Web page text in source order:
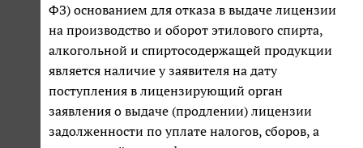
ФЗ) основанием для отказа в выдаче лицензии
на производство и оборот этилового спирта,
алкогольной и спиртосодержащей продукции
является наличие у заявителя на дату
поступления в лицензирующий орган
заявления о выдаче (продлении) лицензии
задолженности по уплате налогов, сборов, а